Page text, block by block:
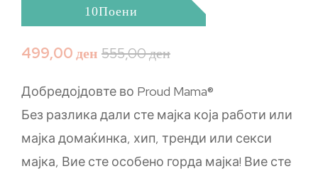
10Поени
555,00ден
499,00ден
Добредојдовте во Proud Mama®
Без разлика дали сте мајка која работи или
мајка домаќинка, хип, тренди или секси
мајка, Вие сте особено горда мајка! Вие сте